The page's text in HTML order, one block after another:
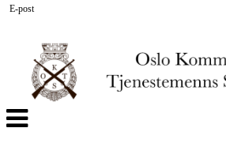
Veksle
navigasjon
E-post